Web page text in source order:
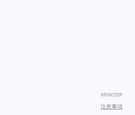
KRAYZER
注意事項